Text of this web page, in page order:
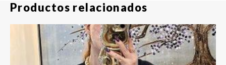
Productos relacionados